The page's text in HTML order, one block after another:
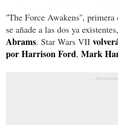
''The Force Awakens'',
se añade a las dos ya existentes,
Abrams. Star Wars VII
por Harrison Ford, Mark